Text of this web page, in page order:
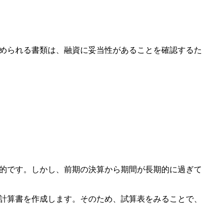
られる書類は、融資に妥当性があることを確認するた
です。しかし、前期の決算から期間が長期的に過ぎて
書を作成します。そのため、試算表をみることで、